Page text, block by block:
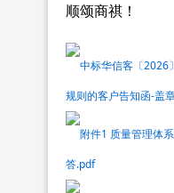
顺颂商祺！
中标华信客〔2026
规则的客户告知函-盖
附件1 质量管理体
答.pdf